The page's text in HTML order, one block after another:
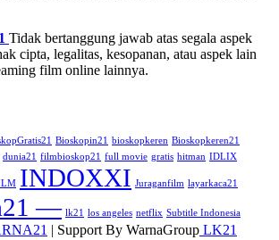
Tidak bertanggung jawab atas segala aspek
cipta, legalitas, kesopanan, atau aspek lain
film online lainnya.
Bioskopin21 bioskopkeren Bioskopkeren21
dunia21 filmbioskop21 full movie gratis hitman IDLIX
INDOXXI Juraganfilm layarkaca21
— lk21 los angeles netflix Subtitle Indonesia
| Support By WarnaGroup LK21